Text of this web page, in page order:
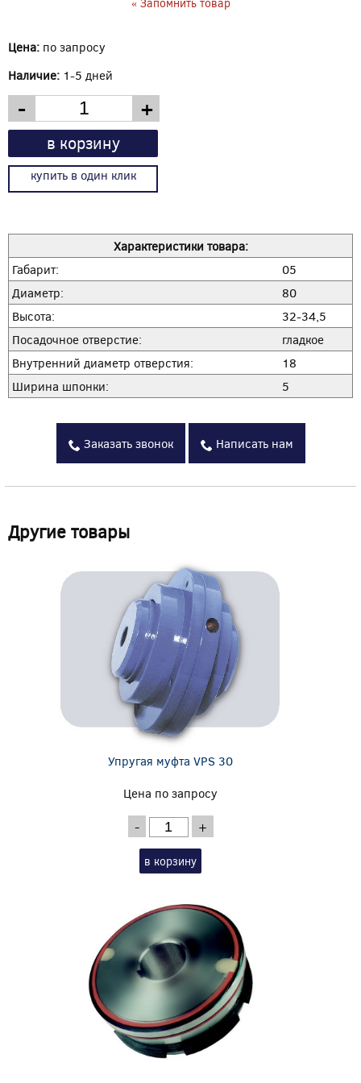
Цена: по запросу
Наличие: 1-5 дней
- +
в корзину
купить в один клик
Характеристики товара:
Габарит:
05
Диаметр:
80
Высота:
32-34,5
Посадочное отверстие:
гладкое
Внутренний диаметр отверстия:
18
Ширина шпонки:
5
Заказать звонок Написать нам
Другие товары
Упругая муфта VPS 30
Цена по запросу
- +
в корзину